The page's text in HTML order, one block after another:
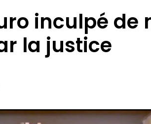
inculpé de
la justice